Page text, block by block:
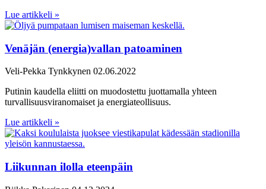
Lue artikkeli »
Venäjän (energia)vallan patoaminen
Veli-Pekka Tynkkynen 02.06.2022
Putinin kaudella eliitti on muodostettu juottamalla yhteen
turvallisuusviranomaiset ja energiateollisuus.
Lue artikkeli »
Liikunnan ilolla eteenpäin